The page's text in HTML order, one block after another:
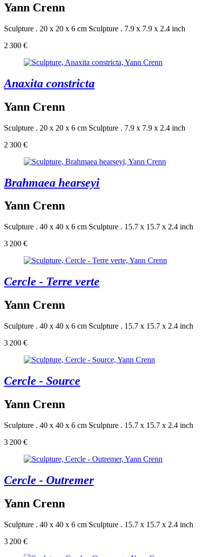
Yann Crenn
Sculpture . 20 x 20 x 6 cm Sculpture . 7.9 x 7.9 x 2.4 inch
2 300 €
Anaxita constricta
Yann Crenn
Sculpture . 20 x 20 x 6 cm Sculpture . 7.9 x 7.9 x 2.4 inch
2 300 €
Brahmaea hearseyi
Yann Crenn
Sculpture . 40 x 40 x 6 cm Sculpture . 15.7 x 15.7 x 2.4 inch
3 200 €
Cercle - Terre verte
Yann Crenn
Sculpture . 40 x 40 x 6 cm Sculpture . 15.7 x 15.7 x 2.4 inch
3 200 €
Cercle - Source
Yann Crenn
Sculpture . 40 x 40 x 6 cm Sculpture . 15.7 x 15.7 x 2.4 inch
3 200 €
Cercle - Outremer
Yann Crenn
Sculpture . 40 x 40 x 6 cm Sculpture . 15.7 x 15.7 x 2.4 inch
3 200 €